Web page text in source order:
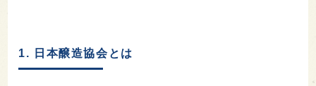
1. 日本醸造協会とは